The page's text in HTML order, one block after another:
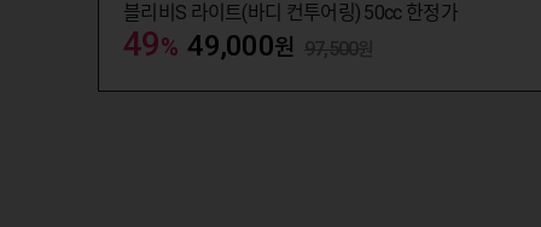
블리비S 라이트(바디 컨투어링) 50cc 한정가
49% 49,000원 97,500원